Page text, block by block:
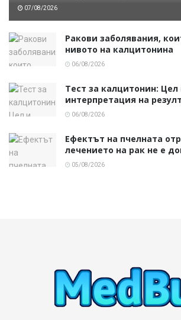
07/08/2026
Ракови заболявания,
нивото на калцитонина
06/08/2026
Тест за калцитонин: Цел
интерпретация на
06/08/2026
Ефектът на пчелната
лечението на рак не е
05/08/2026